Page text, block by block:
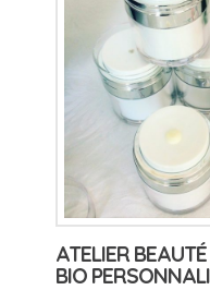
ATELIER
BIO